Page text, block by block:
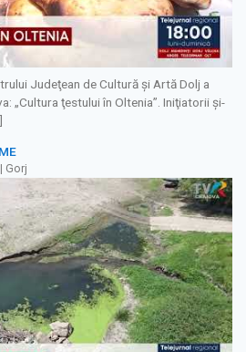
Judeţean de Cultură şi Artă Dolj a
„Cultura ţestului în Oltenia”. Iniţiatorii şi-
| Gorj